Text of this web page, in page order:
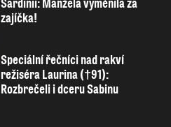
Sardinii: Manžela vyměnila za
zajíčka!
Speciální řečníci nad rakví
režiséra Laurina (†91):
Rozbrečeli i dceru Sabinu